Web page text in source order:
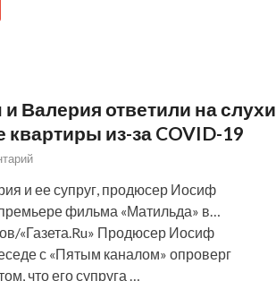
Валерия ответили на слухи
квартиры из-за COVID-19
и ее супруг, продюсер Иосиф
фильма «Матильда» в…
«Газета.Ru» Продюсер Иосиф
с «Пятым каналом» опроверг
что его супруга …